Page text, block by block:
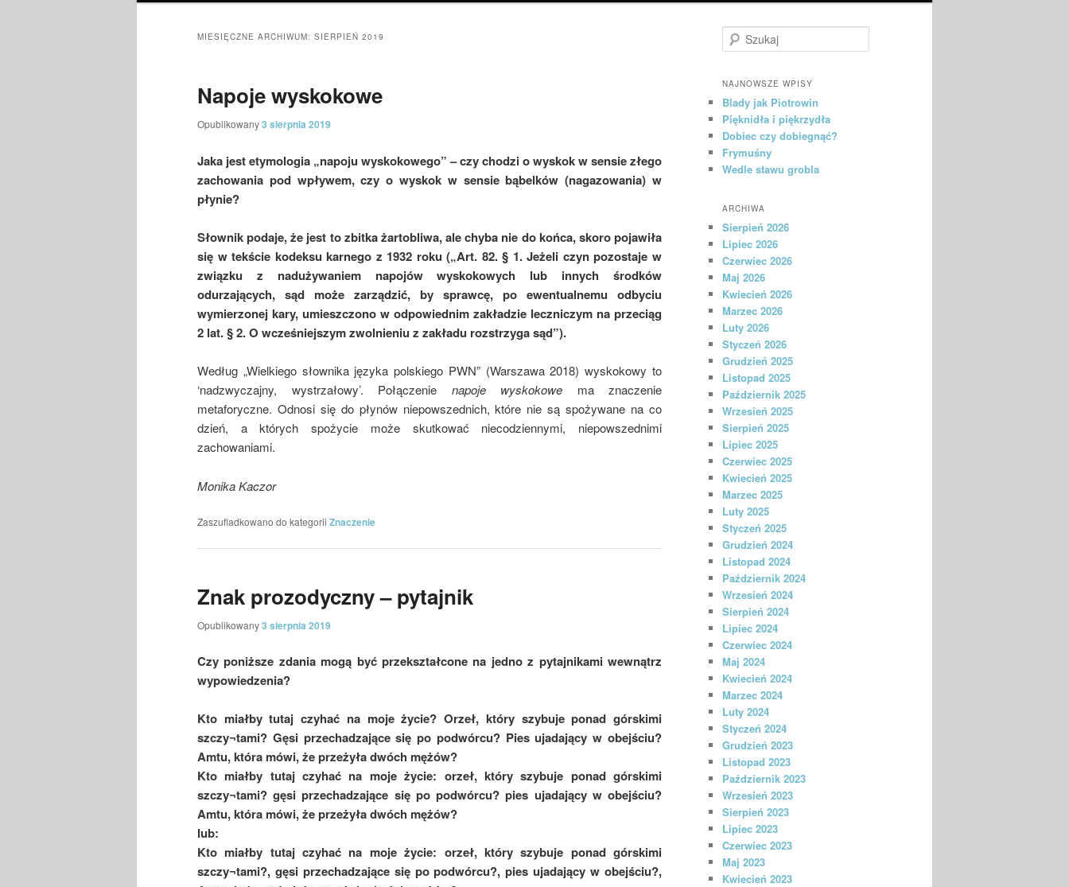
MIESIĘCZNE ARCHIWUM: SIERPIEŃ 2019
Napoje wyskokowe
Opublikowany3 sierpnia 2019
Jaka jest etymologia „napoju wyskokowego” – czy chodzi o wyskok w sensie złego
zachowania pod wpływem, czy o wyskok w sensie bąbelków (nagazowania) w
płynie?
Słownik podaje, że jest to zbitka żartobliwa, ale chyba nie do końca, skoro pojawiła
się w tekście kodeksu karnego z 1932 roku („Art. 82. § 1. Jeżeli czyn pozostaje w
związku z nadużywaniem napojów wyskokowych lub innych środków
odurzających, sąd może zarządzić, by sprawcę, po ewentualnemu odbyciu
wymierzonej kary, umieszczono w odpowiednim zakładzie leczniczym na przeciąg
2 lat. § 2. O wcześniejszym zwolnieniu z zakładu rozstrzyga sąd”).
Według „Wielkiego słownika języka polskiego PWN” (Warszawa 2018) wyskokowy to
‘nadzwyczajny, wystrzałowy’. Połączenie napoje wyskokowe ma znaczenie
metaforyczne. Odnosi się do płynów niepowszednich, które nie są spożywane na co
dzień, a których spożycie może skutkować niecodziennymi, niepowszednimi
zachowaniami.
Monika Kaczor
Zaszufladkowano do kategorii Znaczenie
Znak prozodyczny – pytajnik
Opublikowany3 sierpnia 2019
Czy poniższe zdania mogą być przekształcone na jedno z pytajnikami wewnątrz
wypowiedzenia?
Kto miałby tutaj czyhać na moje życie? Orzeł, który szybuje ponad górskimi
szczy¬tami? Gęsi przechadzające się po podwórcu? Pies ujadający w obejściu?
Amtu, która mówi, że przeżyła dwóch mężów?
Kto miałby tutaj czyhać na moje życie: orzeł, który szybuje ponad górskimi
szczy¬tami? gęsi przechadzające się po podwórcu? pies ujadający w obejściu?
Amtu, która mówi, że przeżyła dwóch mężów?
lub:
Kto miałby tutaj czyhać na moje życie: orzeł, który szybuje ponad górskimi
szczy¬tami?, gęsi przechadzające się po podwórcu?, pies ujadający w obejściu?,
Szukaj
NAJNOWSZE WPISY
Blady jak Piotrowin
Pięknidła i piękrzydła
Dobiec czy dobiegnąć?
Frymuśny
Wedle stawu grobla
ARCHIWA
Sierpień 2026
Lipiec 2026
Czerwiec 2026
Maj 2026
Kwiecień 2026
Marzec 2026
Luty 2026
Styczeń 2026
Grudzień 2025
Listopad 2025
Październik 2025
Wrzesień 2025
Sierpień 2025
Lipiec 2025
Czerwiec 2025
Kwiecień 2025
Marzec 2025
Luty 2025
Styczeń 2025
Grudzień 2024
Listopad 2024
Październik 2024
Wrzesień 2024
Sierpień 2024
Lipiec 2024
Czerwiec 2024
Maj 2024
Kwiecień 2024
Marzec 2024
Luty 2024
Styczeń 2024
Grudzień 2023
Listopad 2023
Październik 2023
Wrzesień 2023
Sierpień 2023
Lipiec 2023
Czerwiec 2023
Maj 2023
Kwiecień 2023